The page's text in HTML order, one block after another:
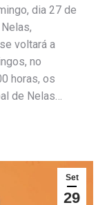
dia 27 de
voltará a
no
horas, os
de Nelas…
Set
29